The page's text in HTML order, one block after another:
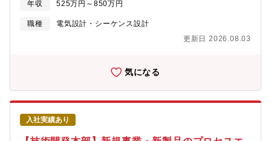
DPFの2つの製品で世界トップクラスのシェアを誇っています。社
題設定や企画提案を行い、自らの成長を実感できる環境がありま
す。また、社員の働きやすさを大切にし、平均的な残業時間は月
を同時に実現できる魅力的な職場です。【募集部門】電子事業本
ます。【業務内容】新規製品の量産ライン立ち上げを担当いただ
きます。生産設備の制御設計を中心に、工程設計、工法開発（プ
計、発注、組立、検証）広く担当いただきます。担当テーマごと
部門】技術開発本部 ものづくり支援部 生産技術１G（52名）
【業務の魅力】・まだ世に出ていない製品に関わることのできる
業務です。顧客の仕様に合わせるのではなく、0からものづくりに
携わることができます。・自由な発想で幅広い業務に携わること
が可能です。担当製品が多岐にわたることに加え、技術開発本部
は、要素技術開発/設計から量産まで一貫して行っています。・技
術開発本部は仕事自掛技術が強みであり、自身で設計して、自身
年収 525万円～850万円
職種
電気設計・シーケンス設計
更新日 2026.08.03
気になる
入社実績あり